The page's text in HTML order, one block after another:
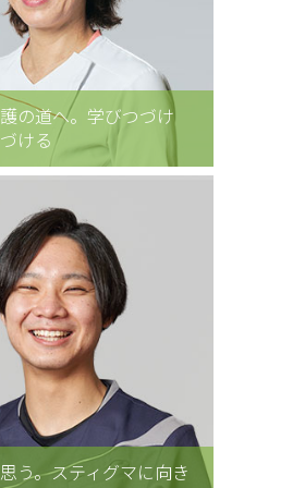
の道へ。学びつづけ
ける
う。スティグマに向き